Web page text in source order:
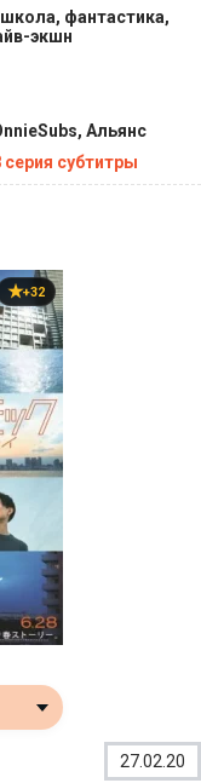
фантастика,
экшн
Альянс
серия субтитры
+32
27.02.20